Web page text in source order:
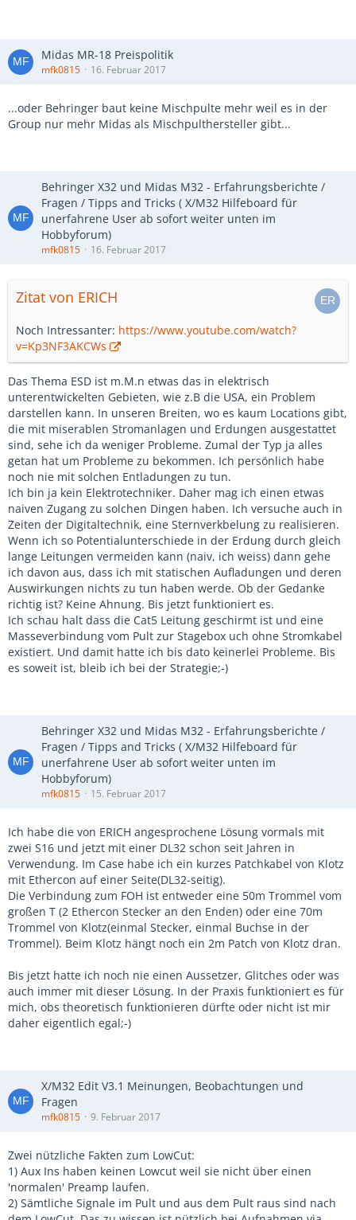
Midas MR-18 Preispolitik
mfk0815 16. Februar 2017
...oder Behringer baut keine Mischpulte mehr weil es in der
Group nur mehr Midas als Mischpulthersteller gibt...
Behringer X32 und Midas M32 - Erfahrungsberichte /
Fragen / Tipps and Tricks ( X/M32 Hilfeboard für
unerfahrene User ab sofort weiter unten im
Hobbyforum)
mfk0815 16. Februar 2017
Zitat von ERICH
Noch Intressanter: https://www.youtube.com/watch?
v=Kp3NF3AKCWs
Das Thema ESD ist m.M.n etwas das in elektrisch
unterentwickelten Gebieten, wie z.B die USA, ein Problem
darstellen kann. In unseren Breiten, wo es kaum Locations gibt,
die mit miserablen Stromanlagen und Erdungen ausgestattet
sind, sehe ich da weniger Probleme. Zumal der Typ ja alles
getan hat um Probleme zu bekommen. Ich persönlich habe
noch nie mit solchen Entladungen zu tun.
Ich bin ja kein Elektrotechniker. Daher mag ich einen etwas
naiven Zugang zu solchen Dingen haben. Ich versuche auch in
Zeiten der Digitaltechnik, eine Sternverkbelung zu realisieren.
Wenn ich so Potentialunterschiede in der Erdung durch gleich
lange Leitungen vermeiden kann (naiv, ich weiss) dann gehe
ich davon aus, dass ich mit statischen Aufladungen und deren
Auswirkungen nichts zu tun haben werde. Ob der Gedanke
richtig ist? Keine Ahnung. Bis jetzt funktioniert es.
Ich schau halt dass die Cat5 Leitung geschirmt ist und eine
Masseverbindung vom Pult zur Stagebox uch ohne Stromkabel
existiert. Und damit hatte ich bis dato keinerlei Probleme. Bis
es soweit ist, bleib ich bei der Strategie;-)
Behringer X32 und Midas M32 - Erfahrungsberichte /
Fragen / Tipps and Tricks ( X/M32 Hilfeboard für
unerfahrene User ab sofort weiter unten im
Hobbyforum)
mfk0815 15. Februar 2017
Ich habe die von ERICH angesprochene Lösung vormals mit
zwei S16 und jetzt mit einer DL32 schon seit Jahren in
Verwendung. Im Case habe ich ein kurzes Patchkabel von Klotz
mit Ethercon auf einer Seite(DL32-seitig).
Die Verbindung zum FOH ist entweder eine 50m Trommel vom
großen T (2 Ethercon Stecker an den Enden) oder eine 70m
Trommel von Klotz(einmal Stecker, einmal Buchse in der
Trommel). Beim Klotz hängt noch ein 2m Patch von Klotz dran.
Bis jetzt hatte ich noch nie einen Aussetzer, Glitches oder was
auch immer mit dieser Lösung. In der Praxis funktioniert es für
mich, obs theoretisch funktionieren dürfte oder nicht ist mir
daher eigentlich egal;-)
X/M32 Edit V3.1 Meinungen, Beobachtungen und
Fragen
mfk0815 9. Februar 2017
Zwei nützliche Fakten zum LowCut:
1) Aux Ins haben keinen Lowcut weil sie nicht über einen
'normalen' Preamp laufen.
2) Sämtliche Signale im Pult und aus dem Pult raus sind nach